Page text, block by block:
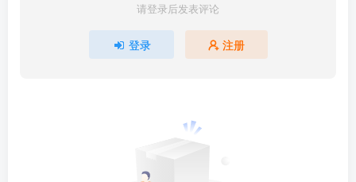
请登录后发表评论
登录 注册